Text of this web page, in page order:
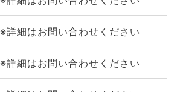
※詳細はお問い合わせください
※詳細はお問い合わせください